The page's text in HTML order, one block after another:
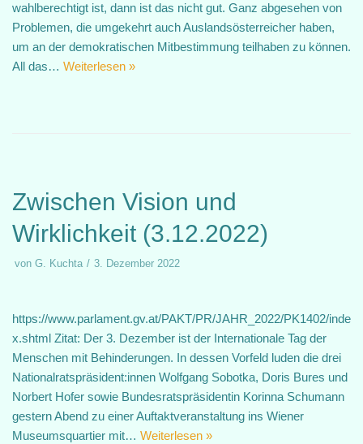
wahlberechtigt ist, dann ist das nicht gut. Ganz abgesehen von
Problemen, die umgekehrt auch Auslandsösterreicher haben,
um an der demokratischen Mitbestimmung teilhaben zu können.
All das… Weiterlesen »
Zwischen Vision und
Wirklichkeit (3.12.2022)
von G. Kuchta 3. Dezember 2022
https://www.parlament.gv.at/PAKT/PR/JAHR_2022/PK1402/inde
x.shtml Zitat: Der 3. Dezember ist der Internationale Tag der
Menschen mit Behinderungen. In dessen Vorfeld luden die drei
Nationalratspräsident:innen Wolfgang Sobotka, Doris Bures und
Norbert Hofer sowie Bundesratspräsidentin Korinna Schumann
gestern Abend zu einer Auftaktveranstaltung ins Wiener
Museumsquartier mit… Weiterlesen »